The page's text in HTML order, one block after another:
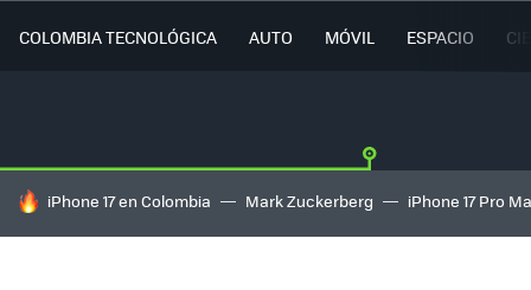
COLOMBIA TECNOLÓGICA AUTO MÓVIL ESPACIO
HOY SE HABLA DE
iPhone 17 en Colombia Mark Zuckerberg iPhone 17 Pro